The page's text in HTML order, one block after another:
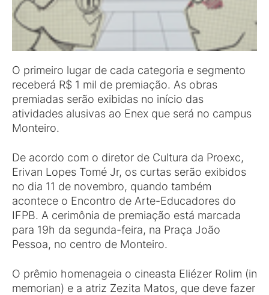
O primeiro lugar de cada categoria e segmento
receberá R$ 1 mil de premiação. As obras
premiadas serão exibidas no início das
atividades alusivas ao Enex que será no campus
Monteiro.
De acordo com o diretor de Cultura da Proexc,
Erivan Lopes Tomé Jr, os curtas serão exibidos
no dia 11 de novembro, quando também
acontece o Encontro de Arte-Educadores do
IFPB. A cerimônia de premiação está marcada
para 19h da segunda-feira, na Praça João
Pessoa, no centro de Monteiro.
O prêmio homenageia o cineasta Eliézer Rolim (in
memorian) e a atriz Zezita Matos, que deve fazer